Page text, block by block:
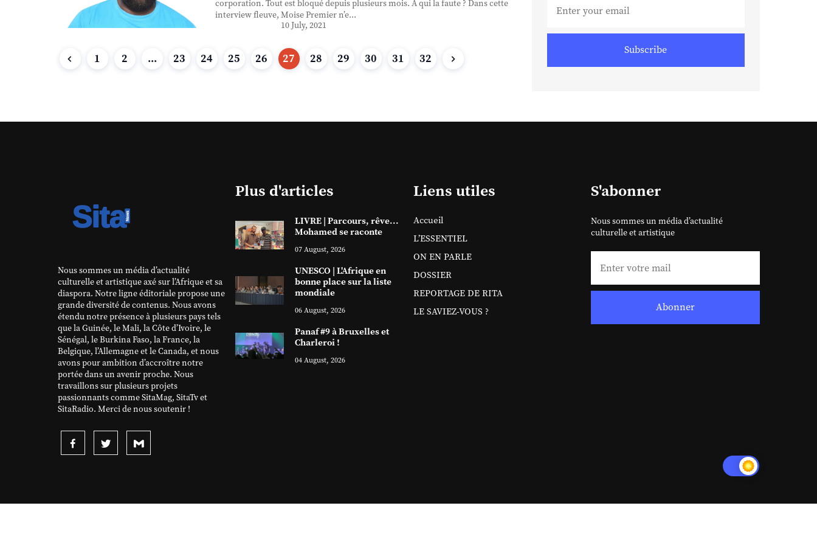
corporation. Tout est bloqué depuis plusieurs mois. A qui la faute ? Dans cette
interview fleuve, Moise Premier n’e...
10 July, 2021
1 2 ... 23 24 25 26 27 28 29 30 31 32
Subscribe
Nous sommes un média d’actualité
culturelle et artistique axé sur l’Afrique et sa
diaspora. Notre ligne éditoriale propose une
grande diversité de contenus. Nous avons
étendu notre présence à plusieurs pays tels
que la Guinée, le Mali, la Côte d’Ivoire, le
Sénégal, le Burkina Faso, la France, la
Belgique, l’Allemagne et le Canada, et nous
avons pour ambition d’accroître notre
portée dans un avenir proche. Nous
travaillons sur plusieurs projets
passionnants comme SitaMag, SitaTv et
SitaRadio. Merci de nous soutenir !
Plus d'articles
LIVRE | Parcours, rêve...
Mohamed se raconte
07 August, 2026
UNESCO | L'Afrique en
bonne place sur la liste
mondiale
06 August, 2026
Panaf #9 à Bruxelles et
Charleroi !
04 August, 2026
Liens utiles
Accueil
L’ESSENTIEL
ON EN PARLE
DOSSIER
REPORTAGE DE RITA
LE SAVIEZ-VOUS ?
S'abonner
Nous sommes un média d’actualité
culturelle et artistique
Abonner